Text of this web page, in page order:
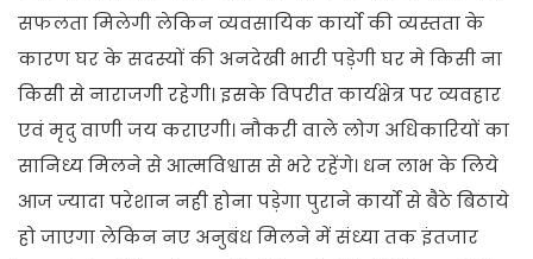
सफलता मिलेगी लेकिन व्यवसायिक कार्यो की व्यस्तता के
कारण घर के सदस्यों की अनदेखी भारी पड़ेगी घर मे किसी ना
किसी से नाराजगी रहेगी। इसके विपरीत कार्यक्षेत्र पर व्यवहार
एवं मृदु वाणी जय कराएगी। नौकरी वाले लोग अधिकारियों का
सानिध्य मिलने से आत्मविश्वास से भरे रहेंगे। धन लाभ के लिये
आज ज्यादा परेशान नही होना पड़ेगा पुराने कार्यो से बैठे बिठाये
हो जाएगा लेकिन नए अनुबंध मिलने में संध्या तक इंतजार